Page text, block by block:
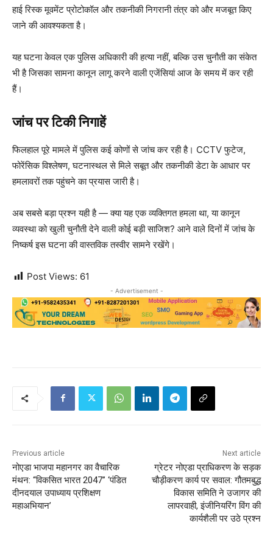
हाई रिस्क मूवमेंट प्रोटोकॉल और तकनीकी निगरानी तंत्र को और मजबूत किए
जाने की आवश्यकता है।
यह घटना केवल एक पुलिस अधिकारी की हत्या नहीं, बल्कि उस चुनौती का संकेत
भी है जिसका सामना कानून लागू करने वाली एजेंसियां आज के समय में कर रही
हैं।
जांच पर टिकी निगाहें
फिलहाल पूरे मामले में पुलिस कई कोणों से जांच कर रही है। CCTV फुटेज,
फोरेंसिक विश्लेषण, घटनास्थल से मिले सबूत और तकनीकी डेटा के आधार पर
हमलावरों तक पहुंचने का प्रयास जारी है।
अब सबसे बड़ा प्रश्न यही है — क्या यह एक व्यक्तिगत हमला था, या कानून
व्यवस्था को खुली चुनौती देने वाली कोई बड़ी साजिश? आने वाले दिनों में जांच के
निष्कर्ष इस घटना की वास्तविक तस्वीर सामने रखेंगे।
Post Views: 61
- Advertisement -
Previous article
नोएडा भाजपा महानगर का वैचारिक
मंथन: “विकसित भारत 2047” ‘पंडित
दीनदयाल उपाध्याय प्रशिक्षण
महाअभियान’
Next article
ग्रेटर नोएडा प्राधिकरण के सड़क
चौड़ीकरण कार्य पर सवाल: गौतमबुद्ध
विकास समिति ने उजागर की
लापरवाही, इंजीनियरिंग विंग की
कार्यशैली पर उठे प्रश्न